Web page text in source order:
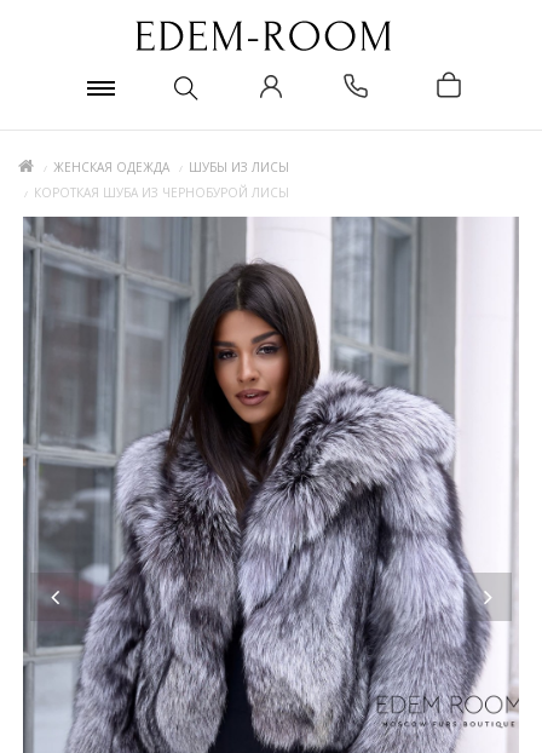
ЖЕНСКАЯ ОДЕЖДА
ШУБЫ ИЗ ЛИСЫ
КОРОТКАЯ ШУБА ИЗ ЧЕРНОБУРОЙ ЛИСЫ